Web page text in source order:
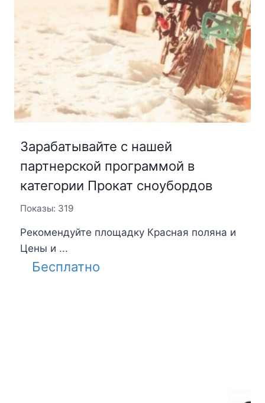
Зарабатывайте с нашей
партнерской программой в
категории Прокат сноубордов
Показы: 319
Рекомендуйте площадку Красная поляна и
Цены и ...
Бесплатно